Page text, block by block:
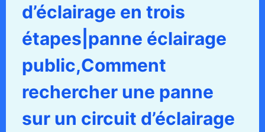
d’éclairage en trois
étapes|panne éclairage
public,Comment
rechercher une panne
sur un circuit d’éclairage